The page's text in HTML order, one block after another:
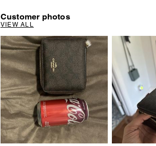
Customer photos
VIEW ALL